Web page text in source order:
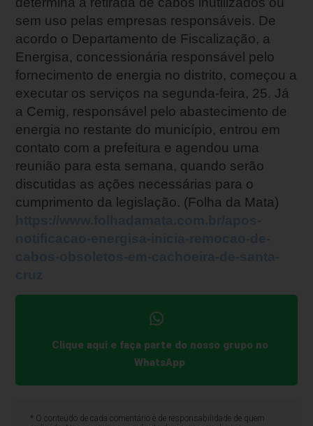
sem uso pelas empresas responsáveis. De
acordo o Departamento de Fiscalização, a
Energisa, concessionária responsável pelo
fornecimento de energia no distrito, começou a
executar os serviços na segunda-feira, 25. Já
a Cemig, responsável pelo abastecimento de
energia no restante do município, entrou em
contato com a prefeitura e agendou uma
reunião para esta semana, quando serão
discutidas as ações necessárias para o
cumprimento da legislação. (Folha da Mata)
Clique aqui e faça parte do nosso grupo no
WhatsApp
* O conteúdo de cada comentário é de responsabilidade de quem